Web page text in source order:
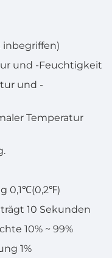
inbegriffen)
und -Feuchtigkeit
und -
Temperatur
0,1℃(0,2℉)
10 Sekunden
10% ~ 99%
1%